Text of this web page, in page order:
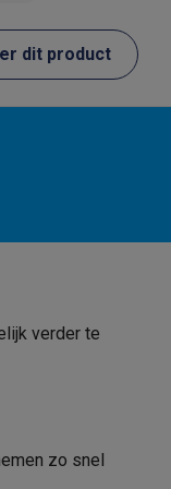
Refurbished
met ecocheques
met ecocheques
ecocheques
elektro
dit product
verder te
zo snel